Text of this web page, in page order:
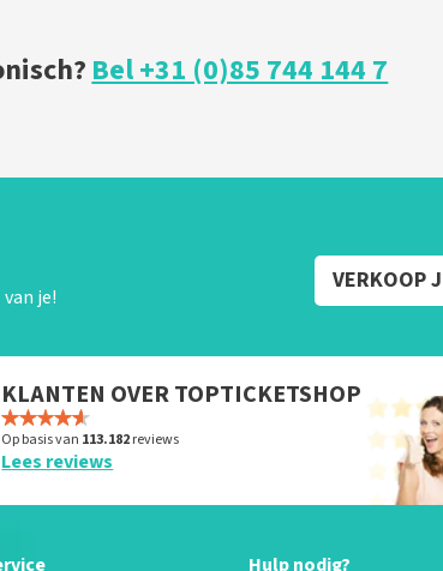
Bel +31 (0)85 744 144 7
je!
VERKOOP
KLANTEN OVER TOPTICKETSHOP
Op basis van 113.182reviews
Lees reviews
Hulp nodig?